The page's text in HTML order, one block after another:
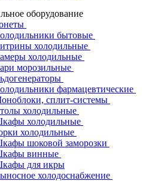
оборудование
бытовые
холодильные
холодильные
морозильные
фармацевтические
сплит-системы
холодильные
холодильные
холодильные
шоковой заморозки
винные
для икры
холодоснабжение